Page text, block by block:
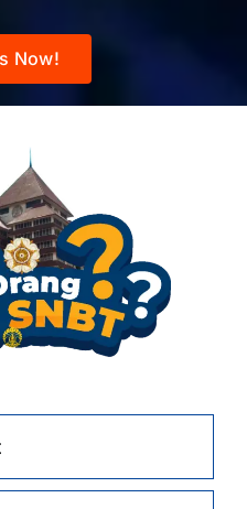
Now!